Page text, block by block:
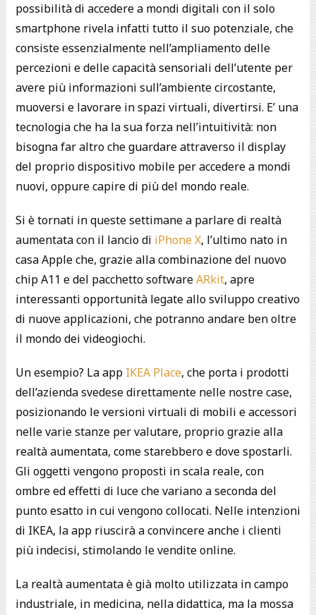
possibilità di accedere a mondi digitali con il solo
smartphone rivela infatti tutto il suo potenziale, che
consiste essenzialmente nell’ampliamento delle
percezioni e delle capacità sensoriali dell’utente per
avere più informazioni sull’ambiente circostante,
muoversi e lavorare in spazi virtuali, divertirsi. E’ una
tecnologia che ha la sua forza nell’intuitività: non
bisogna far altro che guardare attraverso il display
del proprio dispositivo mobile per accedere a mondi
nuovi, oppure capire di più del mondo reale.
Si è tornati in queste settimane a parlare di realtà
aumentata con il lancio di iPhone X, l’ultimo nato in
casa Apple che, grazie alla combinazione del nuovo
chip A11 e del pacchetto softwareARkit, apre
interessanti opportunità legate allo sviluppo creativo
di nuove applicazioni, che potranno andare ben oltre
il mondo dei videogiochi.
Un esempio? La app IKEA Place, che porta i prodotti
dell’azienda svedese direttamente nelle nostre case,
posizionando le versioni virtuali di mobili e accessori
nelle varie stanze per valutare, proprio grazie alla
realtà aumentata, come starebbero e dove spostarli.
Gli oggetti vengono proposti in scala reale, con
ombre ed effetti di luce che variano a seconda del
punto esatto in cui vengono collocati. Nelle intenzioni
di IKEA, la app riuscirà a convincere anche i clienti
più indecisi, stimolando le vendite online.
La realtà aumentata è già molto utilizzata in campo
industriale, in medicina, nella didattica, ma la mossa